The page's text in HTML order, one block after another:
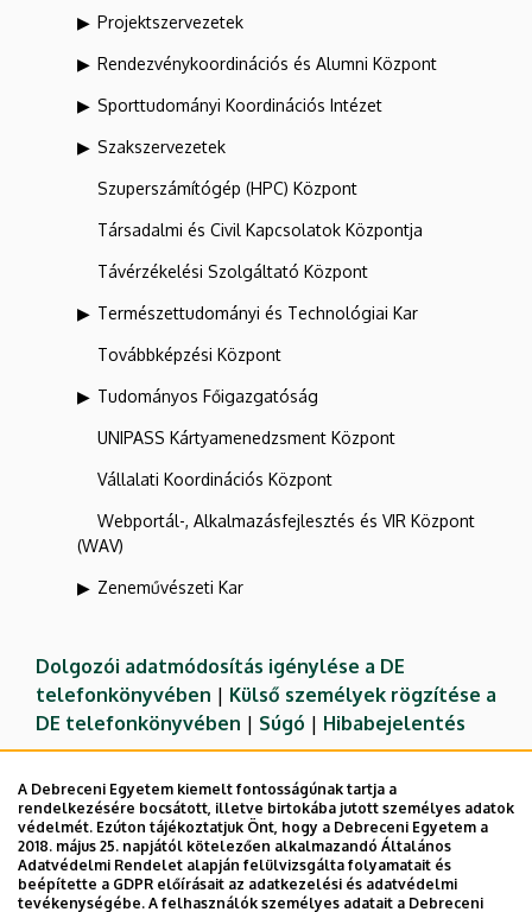
Projektszervezetek
Rendezvénykoordinációs és Alumni Központ
Sporttudományi Koordinációs Intézet
Szakszervezetek
Szuperszámítógép (HPC) Központ
Társadalmi és Civil Kapcsolatok Központja
Távérzékelési Szolgáltató Központ
Természettudományi és Technológiai Kar
Továbbképzési Központ
Tudományos Főigazgatóság
UNIPASS Kártyamenedzsment Központ
Vállalati Koordinációs Központ
Webportál-, Alkalmazásfejlesztés és VIR Központ
(WAV)
Zeneművészeti Kar
Dolgozói adatmódosítás igénylése a DE
telefonkönyvében | Külső személyek rögzítése a
DE telefonkönyvében | Súgó | Hibabejelentés
A Debreceni Egyetem kiemelt fontosságúnak tartja a
rendelkezésére bocsátott, illetve birtokába jutott személyes adatok
védelmét. Ezúton tájékoztatjuk Önt, hogy a Debreceni Egyetem a
2018. május 25. napjától kötelezően alkalmazandó Általános
Adatvédelmi Rendelet alapján felülvizsgálta folyamatait és
beépítette a GDPR előírásait az adatkezelési és adatvédelmi
tevékenységébe. A felhasználók személyes adatait a Debreceni